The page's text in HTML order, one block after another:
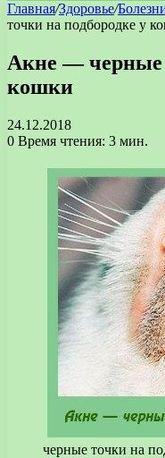
Главная/Здоровье/
точки на подбородке у
Акне — черные
кошки
24.12.2018
0 Время чтения: 3 мин.
черные точки на